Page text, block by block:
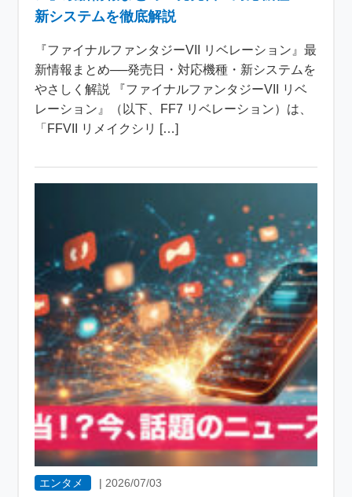
新システムを徹底解説
『ファイナルファンタジーVII リベレーション』最
新情報まとめ──発売日・対応機種・新システムを
やさしく解説 『ファイナルファンタジーVII リベ
レーション』（以下、FF7 リベレーション）は、
「FFVII リメイクシリ […]
エンタメ | 2026/07/03